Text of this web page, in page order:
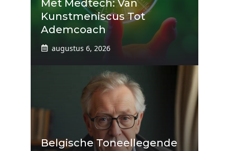
Met Medtech: Van
Kunstmeniscus Tot
Ademcoach
augustus 6, 2026
Belgische Toneellegende